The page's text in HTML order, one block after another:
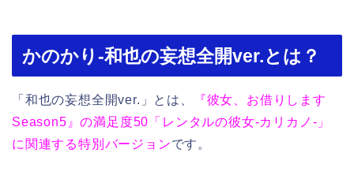
かのかり-和也の妄想全開ver.とは？
「和也の妄想全開ver.」とは、
『彼女、お借りします
Season5』の満足度50「レンタルの彼女-カリカノ-」
に関連する特別バージョンです。